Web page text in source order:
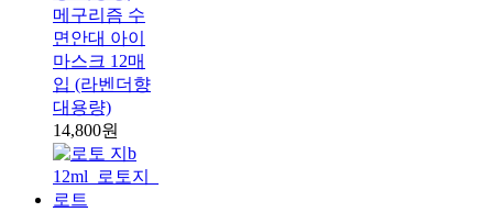
메구리즘 수
면안대 아이
마스크 12매
입 (라벤더향
대용량)
14,800원